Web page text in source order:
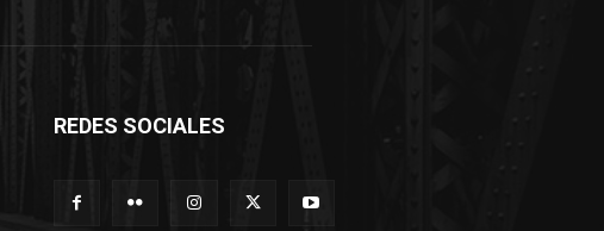
REDES SOCIALES